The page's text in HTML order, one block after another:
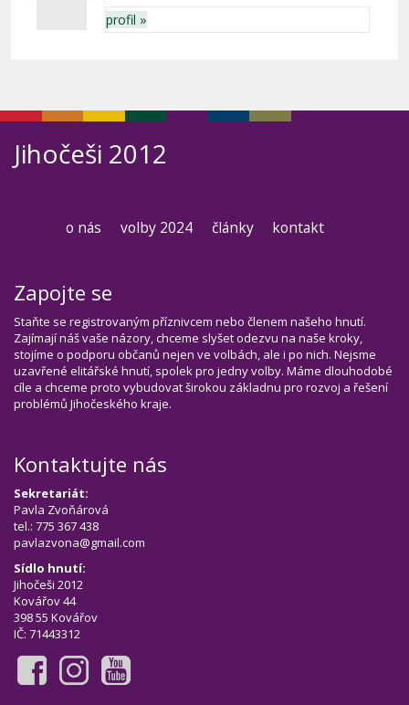
profil »
Jihočeši 2012
o nás volby 2024 články kontakt
Zapojte se
Staňte se registrovaným příznivcem nebo členem našeho hnutí.
Zajímají náš vaše názory, chceme slyšet odezvu na naše kroky,
stojíme o podporu občanů nejen ve volbách, ale i po nich. Nejsme
uzavřené elitářské hnutí, spolek pro jedny volby. Máme dlouhodobé
cíle a chceme proto vybudovat širokou základnu pro rozvoj a řešení
problémů Jihočeského kraje.
Kontaktujte nás
Sekretariát:
Pavla Zvoňárová
tel.: 775 367 438
pavlazvona@gmail.com
Sídlo hnutí:
Jihočeši 2012
Kovářov 44
398 55 Kovářov
IČ: 71443312